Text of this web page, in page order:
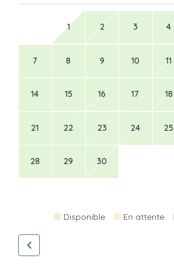
1 2 3 4
7 8 9 10 11
14 15 16 17 18
21 22 23 24 25
28 29 30
Disponible En attente